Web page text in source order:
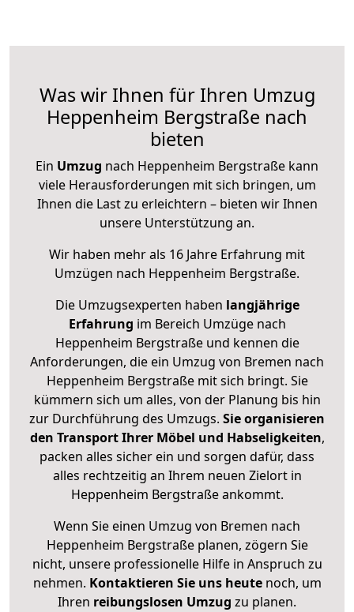
Was wir Ihnen für Ihren Umzug
Heppenheim Bergstraße nach
bieten
Ein Umzug nach Heppenheim Bergstraße kann
viele Herausforderungen mit sich bringen, um
Ihnen die Last zu erleichtern – bieten wir Ihnen
unsere Unterstützung an.
Wir haben mehr als 16 Jahre Erfahrung mit
Umzügen nach Heppenheim Bergstraße.
Die Umzugsexperten haben langjährige
Erfahrung im Bereich Umzüge nach
Heppenheim Bergstraße und kennen die
Anforderungen, die ein Umzug von Bremen nach
Heppenheim Bergstraße mit sich bringt. Sie
kümmern sich um alles, von der Planung bis hin
zur Durchführung des Umzugs. Sie organisieren
den Transport Ihrer Möbel und Habseligkeiten,
packen alles sicher ein und sorgen dafür, dass
alles rechtzeitig an Ihrem neuen Zielort in
Heppenheim Bergstraße ankommt.
Wenn Sie einen Umzug von Bremen nach
Heppenheim Bergstraße planen, zögern Sie
nicht, unsere professionelle Hilfe in Anspruch zu
nehmen. Kontaktieren Sie uns heutenoch, um
Ihren reibungslosen Umzug zu planen.